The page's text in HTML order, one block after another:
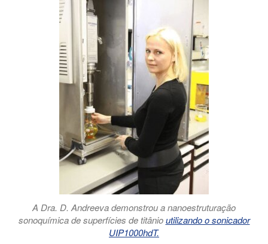
A Dra. D. Andreeva demonstrou a nanoestruturação
sonoquímica de superfícies de titânioutilizando o sonicador
UIP1000hdT.